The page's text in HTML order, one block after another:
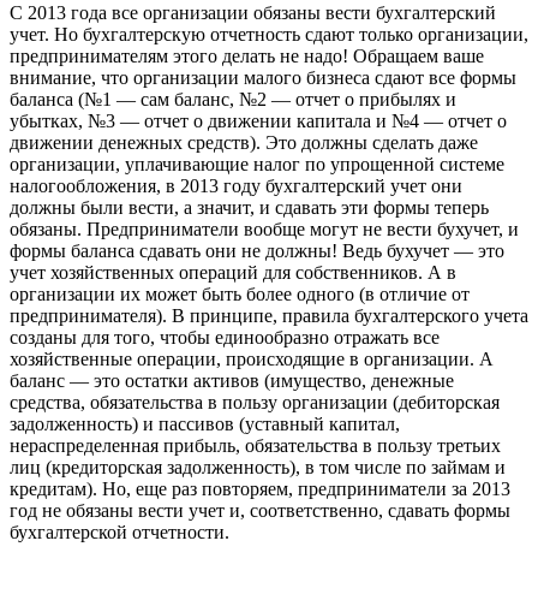
С 2013 года все организации обязаны вести бухгалтерский
учет. Но бухгалтерскую отчетность сдают только организации,
предпринимателям этого делать не надо! Обращаем ваше
внимание, что организации малого бизнеса сдают все формы
баланса (№1 — сам баланс, №2 — отчет о прибылях и
убытках, №3 — отчет о движении капитала и №4 — отчет о
движении денежных средств). Это должны сделать даже
организации, уплачивающие налог по упрощенной системе
налогообложения, в 2013 году бухгалтерский учет они
должны были вести, а значит, и сдавать эти формы теперь
обязаны. Предприниматели вообще могут не вести бухучет, и
формы баланса сдавать они не должны! Ведь бухучет — это
учет хозяйственных операций для собственников. А в
организации их может быть более одного (в отличие от
предпринимателя). В принципе, правила бухгалтерского учета
созданы для того, чтобы единообразно отражать все
хозяйственные операции, происходящие в организации. А
баланс — это остатки активов (имущество, денежные
средства, обязательства в пользу организации (дебиторская
задолженность) и пассивов (уставный капитал,
нераспределенная прибыль, обязательства в пользу третьих
лиц (кредиторская задолженность), в том числе по займам и
кредитам). Но, еще раз повторяем, предприниматели за 2013
год не обязаны вести учет и, соответственно, сдавать формы
бухгалтерской отчетности.